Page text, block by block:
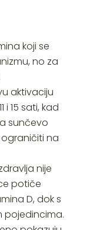
koji se
no za
aktivaciju
i 15 sati, kad
sunčevo
na
nije
potiče
D, dok s
pojedincima.